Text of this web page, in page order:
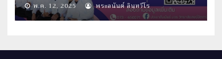
พ.ค. 12, 2025 พระอนันต์ อินฺทวีโร